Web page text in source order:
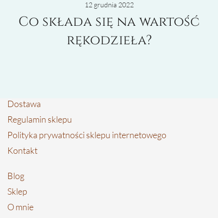
12 grudnia 2022
Co składa się na wartość
rękodzieła?
Dostawa
Regulamin sklepu
Polityka prywatności sklepu internetowego
Kontakt
Blog
Sklep
O mnie